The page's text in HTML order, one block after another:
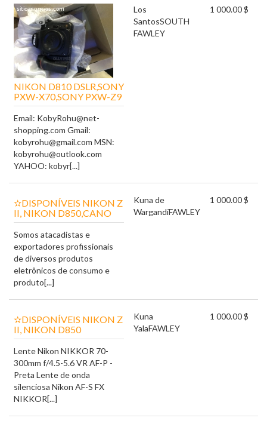
NIKON D810 DSLR,SONY
PXW-X70,SONY PXW-Z9
Email: KobyRohu@net-
shopping.com Gmail:
kobyrohu@gmail.com MSN:
kobyrohu@outlook.com
YAHOO: kobyr[...]
Los
SantosSOUTH
FAWLEY
1 000.00 $
✫DISPONÍVEIS NIKON Z
II, NIKON D850,CANO
Somos atacadistas e
exportadores profissionais
de diversos produtos
eletrônicos de consumo e
produto[...]
Kuna de
WargandíFAWLEY
1 000.00 $
✫DISPONÍVEIS NIKON Z
II, NIKON D850
Lente Nikon NIKKOR 70-
300mm f/4.5-5.6 VR AF-P -
Preta Lente de onda
silenciosa Nikon AF-S FX
NIKKOR[...]
Kuna
YalaFAWLEY
1 000.00 $